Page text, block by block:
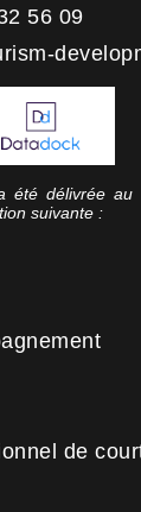
56 09
été délivrée au
suivante :
de